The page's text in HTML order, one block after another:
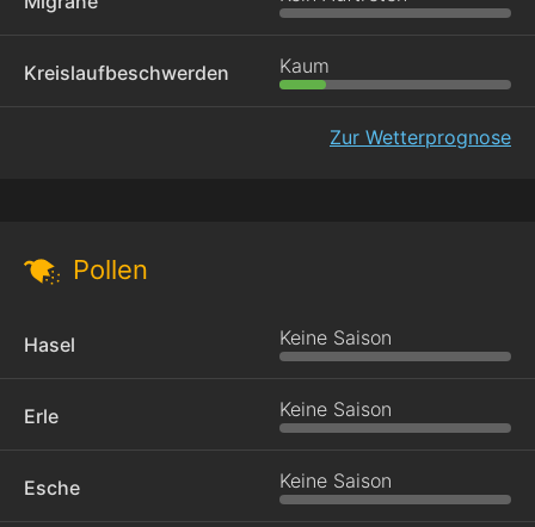
Kreislaufbeschwerden Kaum
Zur Wetterprognose
Pollen
Hasel Keine Saison
Erle Keine Saison
Esche Keine Saison